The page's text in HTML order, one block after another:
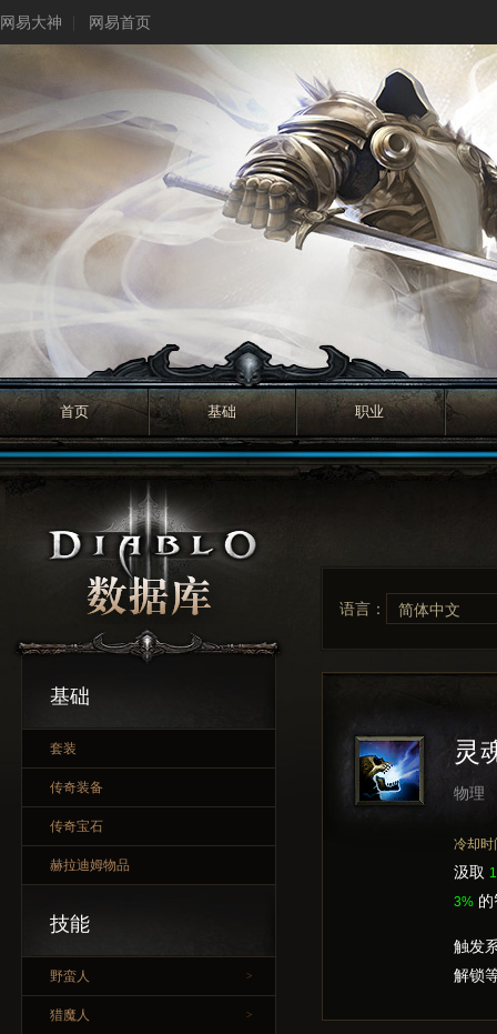
网易大神 网易首页
首页 基础 职业
基础
套装
传奇装备
传奇宝石
赫拉迪姆物品
技能
野蛮人 >
猎魔人 >
语言： 简体中文
灵
物理
冷却时
汲取
3%
触发
解锁